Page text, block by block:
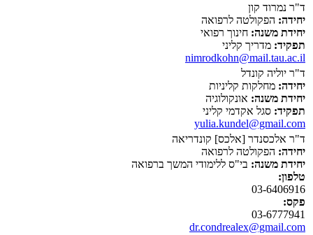
ד"ר נמרוד קון
יחידה: הפקולטה לרפואה
יחידת משנה: חינוך רפואי
תפקיד: מדריך קליני
nimrodkohn@mail.tau.ac.il
ד"ר יוליה קונדל
יחידה: מחלקות קליניות
יחידת משנה: אונקולוגיה
תפקיד: סגל אקדמי קליני
yulia.kundel@gmail.com
ד"ר אלכסנדר [אלכס] קונדריאה
יחידה: הפקולטה לרפואה
יחידת משנה: בי"ס ללימודי המשך ברפואה
טלפון:
03-6406916
פקס:
03-6777941
dr.condrealex@gmail.com